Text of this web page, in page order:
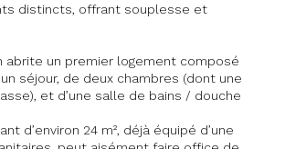
distincts, offrant souplesse et
abrite un premier logement composé
séjour, de deux chambres (dont une
et d’une salle de bains / douche
d’environ 24 m², déjà équipé d’une